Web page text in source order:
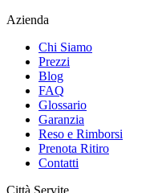
Azienda
Chi Siamo
Prezzi
Blog
FAQ
Glossario
Garanzia
Reso e Rimborsi
Prenota Ritiro
Contatti
Città Servite